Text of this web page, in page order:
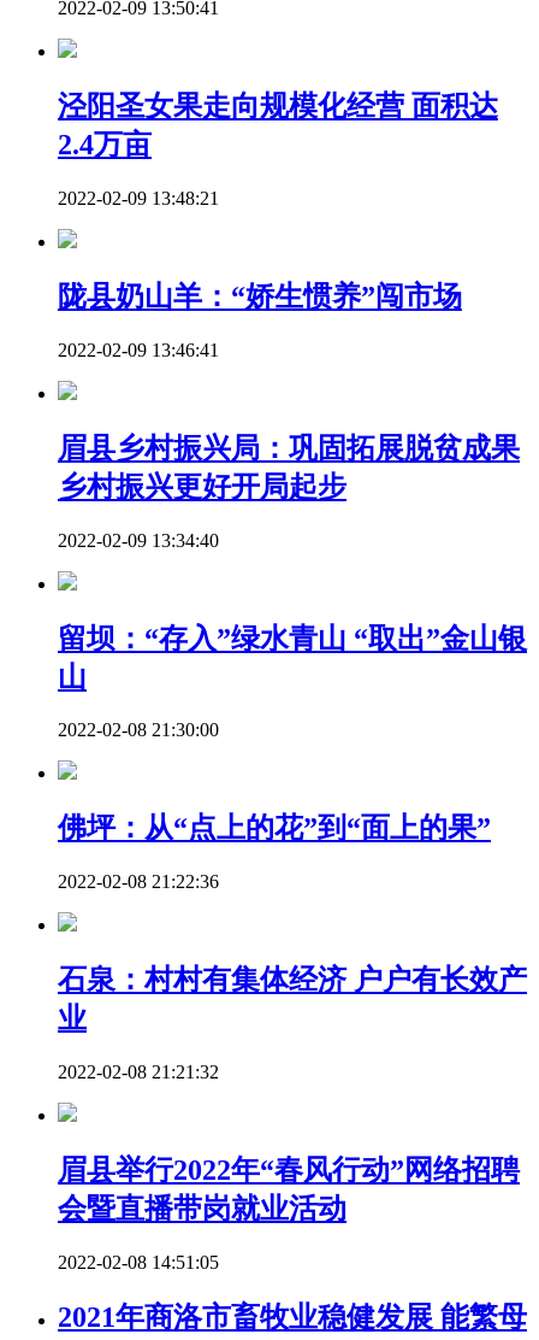
2022-02-09 13:50:41
泾阳圣女果走向规模化经营 面积达
2.4万亩
2022-02-09 13:48:21
陇县奶山羊：“娇生惯养”闯市场
2022-02-09 13:46:41
眉县乡村振兴局：巩固拓展脱贫成果
乡村振兴更好开局起步
2022-02-09 13:34:40
留坝：“存入”绿水青山 “取出”金山银
山
2022-02-08 21:30:00
佛坪：从“点上的花”到“面上的果”
2022-02-08 21:22:36
石泉：村村有集体经济 户户有长效产
业
2022-02-08 21:21:32
眉县举行2022年“春风行动”网络招聘
会暨直播带岗就业活动
2022-02-08 14:51:05
2021年商洛市畜牧业稳健发展 能繁母